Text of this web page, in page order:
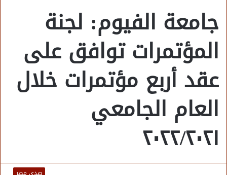
جامعة الفيوم: لجنة
المؤتمرات توافق على
عقد أربع مؤتمرات خلال
العام الجامعي
٢٠٢٢/٢٠٢١